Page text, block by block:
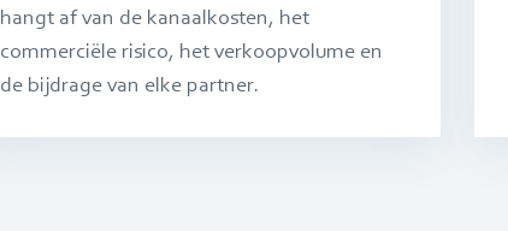
hangt af van de kanaalkosten, het
commerciële risico, het verkoopvolume en
de bijdrage van elke partner.